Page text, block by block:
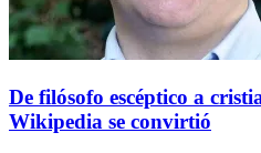
De filósofo escéptico a
Wikipedia se convirtió